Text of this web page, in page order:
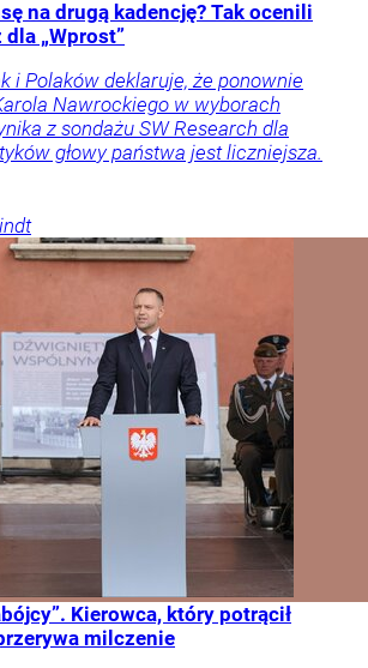
na drugą kadencję? Tak ocenili
„Wprost”
i Polaków deklaruje, że ponownie
Nawrockiego w wyborach
z sondażu SW Research dla
głowy państwa jest liczniejsza.
Kierowca, który potrącił
milczenie